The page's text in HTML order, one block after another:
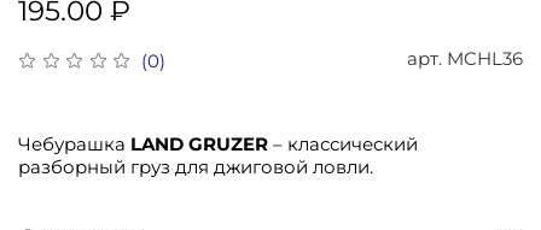
(0) арт. MCHL36
195.00 ₽
Чебурашка LAND GRUZER – классический
разборный груз для джиговой ловли.